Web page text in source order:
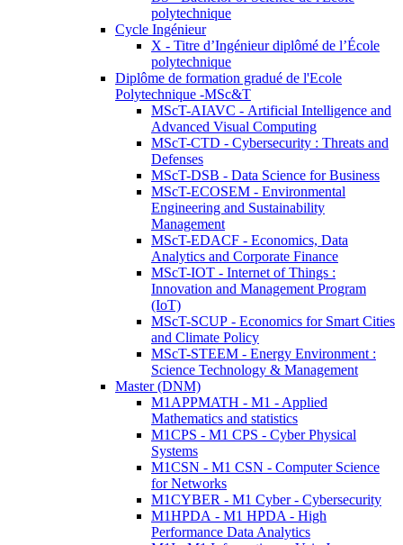
polytechnique
Cycle Ingénieur
X - Titre d’Ingénieur diplômé de l’École
polytechnique
Diplôme de formation gradué de l'Ecole
Polytechnique -MSc&T
MScT-AIAVC - Artificial Intelligence and
Advanced Visual Computing
MScT-CTD - Cybersecurity : Threats and
Defenses
MScT-DSB - Data Science for Business
MScT-ECOSEM - Environmental
Engineering and Sustainability
Management
MScT-EDACF - Economics, Data
Analytics and Corporate Finance
MScT-IOT - Internet of Things :
Innovation and Management Program
(IoT)
MScT-SCUP - Economics for Smart Cities
and Climate Policy
MScT-STEEM - Energy Environment :
Science Technology & Management
Master (DNM)
M1APPMATH - M1 - Applied
Mathematics and statistics
M1CPS - M1 CPS - Cyber Physical
Systems
M1CSN - M1 CSN - Computer Science
for Networks
M1CYBER - M1 Cyber - Cybersecurity
M1HPDA - M1 HPDA - High
Performance Data Analytics